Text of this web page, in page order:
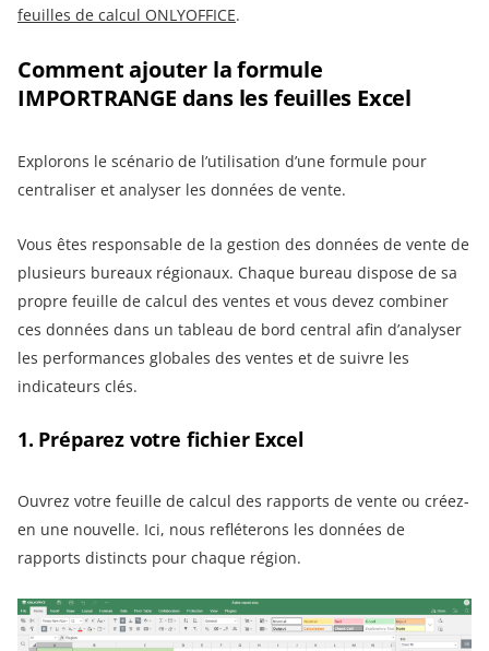
feuilles de calcul ONLYOFFICE.
Comment ajouter la formule
IMPORTRANGE dans les feuilles Excel
Explorons le scénario de l’utilisation d’une formule pour
centraliser et analyser les données de vente.
Vous êtes responsable de la gestion des données de vente de
plusieurs bureaux régionaux. Chaque bureau dispose de sa
propre feuille de calcul des ventes et vous devez combiner
ces données dans un tableau de bord central afin d’analyser
les performances globales des ventes et de suivre les
indicateurs clés.
1. Préparez votre fichier Excel
Ouvrez votre feuille de calcul des rapports de vente ou créez-
en une nouvelle. Ici, nous refléterons les données de
rapports distincts pour chaque région.